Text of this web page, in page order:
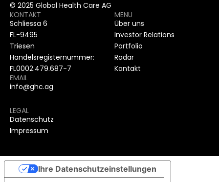
© 2025 Global Health Care AG
KONTAKT
Schliessa 6
FL-9495
Triesen
Handelsregisternummer:
FL0002.479.687-7
EMAIL
info@ghc.ag
MENU
Über uns
Investor Relations
Portfolio
Radar
Kontakt
LEGAL
Datenschutz
Impressum
Ihre Datenschutzeinstellungen